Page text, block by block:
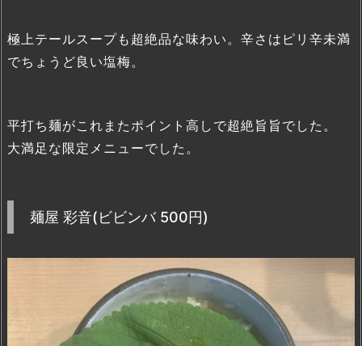
極上テールスープも超絶品な味わい。辛さはピリ辛未満
でちょうど良い塩梅。
平打ち麺がこれまたポイント高しで超絶旨旨でした。
大満足な限定メニューでした。
麺屋 彩音(ビビンバ 500円)